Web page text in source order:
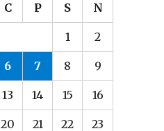
C P S N
1 2
6 7 8 9
13 14 15 16
20 21 22 23